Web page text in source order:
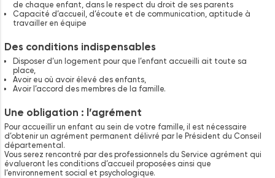
de chaque enfant, dans le respect du droit de ses parents
Capacité d’accueil, d’écoute et de communication, aptitude à
travailler en équipe
Des conditions indispensables
Disposer d’un logement pour que l’enfant accueilli ait toute sa
place,
Avoir eu où avoir élevé des enfants,
Avoir l’accord des membres de la famille.
Une obligation : l’agrément
Pour accueillir un enfant au sein de votre famille, il est nécessaire
d’obtenir un agrément permanent délivré par le Président du Conseil
départemental.
Vous serez rencontré par des professionnels du Service agrément qui
évalueront les conditions d’accueil proposées ainsi que
l’environnement social et psychologique.